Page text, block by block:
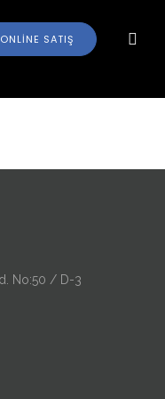
ONLINE SATIŞ
No:50 / D-3